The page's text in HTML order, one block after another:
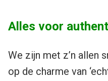
Alles voor
We zijn met z’n allen
op de charme van